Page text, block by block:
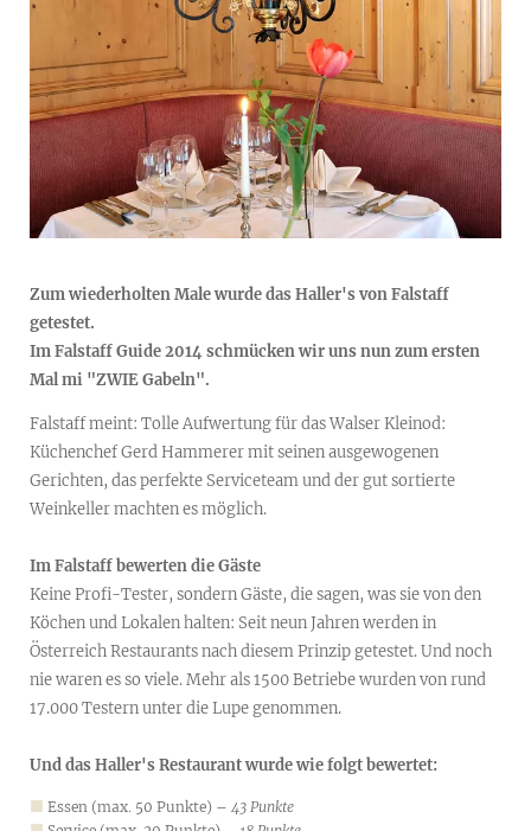
Zum wiederholten Male wurde das Haller's von Falstaff
getestet.
Im Falstaff Guide 2014 schmücken wir uns nun zum ersten
Mal mi "ZWIE Gabeln".
Falstaff meint: Tolle Aufwertung für das Walser Kleinod:
Küchenchef Gerd Hammerer mit seinen ausgewogenen
Gerichten, das perfekte Serviceteam und der gut sortierte
Weinkeller machten es möglich.
Im Falstaff bewerten die Gäste
Keine Profi-Tester, sondern ­Gäste, die sagen, was sie von den
Köchen und Lokalen ­halten: Seit neun Jahren werden in
Österreich Res­taurants nach diesem Prinzip getestet. Und noch
nie waren es so viele. Mehr als 1500 Betriebe wurden von rund
17.000 ­Testern unter die Lupe genommen.
Und das Haller's Restaurant wurde wie folgt bewertet:
Essen (max. 50 Punkte) – 43 Punkte